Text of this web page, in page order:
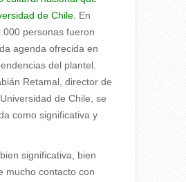
de Chile. En
personas fueron
agenda ofrecida en
del plantel.
Retamal, director de
de Chile, se
como significativa y
significativa, bien
mucho contacto con